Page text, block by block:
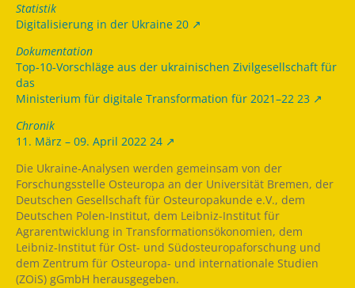
Statistik
Digitalisierung in der Ukraine 20
Dokumentation
Top-10-Vorschläge aus der ukrainischen Zivilgesellschaft für
das
Ministerium für digitale Transformation für 2021–22 23
Chronik
11. März – 09. April 2022 24
Die Ukraine-Analysen werden gemeinsam von der
Forschungsstelle Osteuropa an der Universität Bremen, der
Deutschen Gesellschaft für Osteuropakunde e.V., dem
Deutschen Polen-Institut, dem Leibniz-Institut für
Agrarentwicklung in Transformationsökonomien, dem
Leibniz-Institut für Ost- und Südosteuropaforschung und
dem Zentrum für Osteuropa- und internationale Studien
(ZOiS) gGmbH herausgegeben.